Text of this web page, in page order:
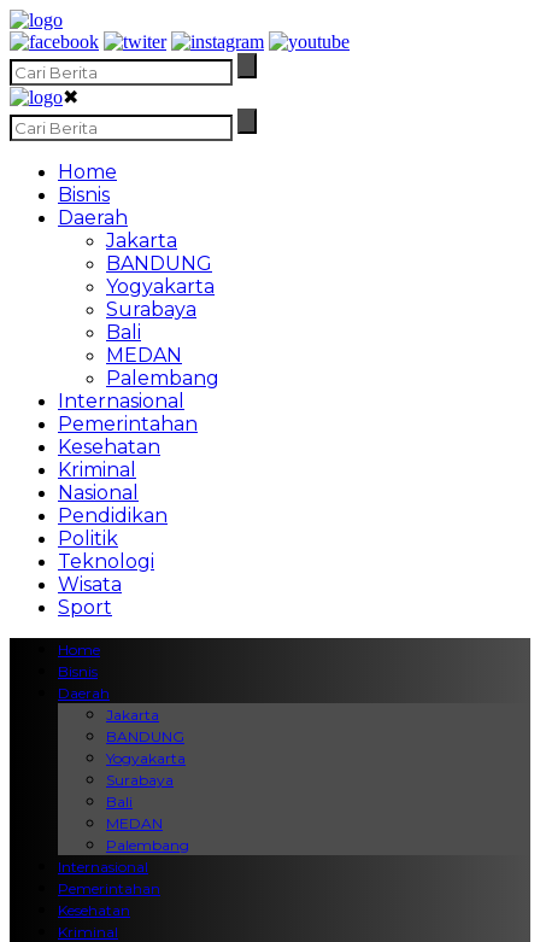
✖
Home
Bisnis
Daerah
Jakarta
BANDUNG
Yogyakarta
Surabaya
Bali
MEDAN
Palembang
Internasional
Pemerintahan
Kesehatan
Kriminal
Nasional
Pendidikan
Politik
Teknologi
Wisata
Sport
Home
Bisnis
Daerah
Jakarta
BANDUNG
Yogyakarta
Surabaya
Bali
MEDAN
Palembang
Internasional
Pemerintahan
Kesehatan
Kriminal